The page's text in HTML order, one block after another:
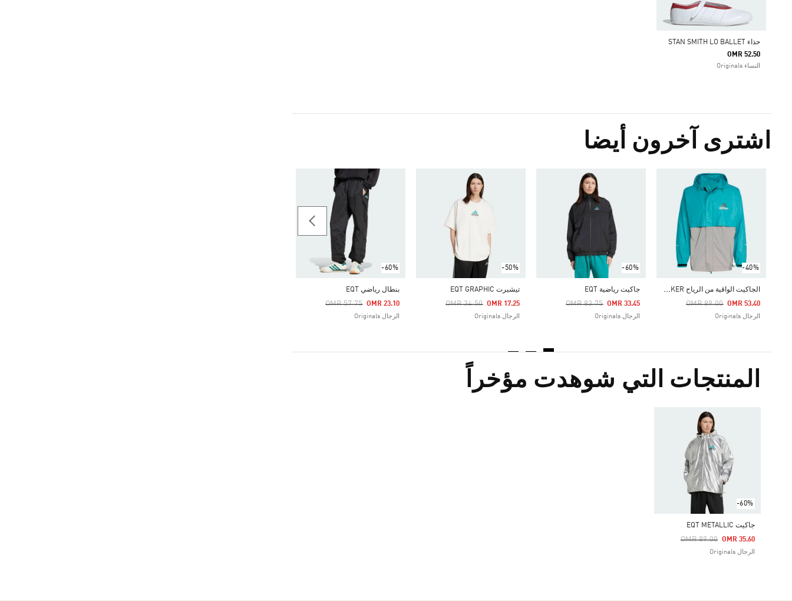
حذاء STAN SMITH LO BALLET
OMR 52.50
النساء Originals
اشترى آخرون أيضا
-40%
ا
لجاكيت الواقية من الرياح EQT WINDBREAKER
Price Reduced From
OMR 89.00
To OMR 53.40
الرجال Originals
-60%
جاكيت رياضية EQT
Price Reduced From
OMR 83.75
To OMR 33.45
الرجال Originals
-50%
تيشيرت EQT GRAPHIC
Price Reduced From
OMR 34.50
To OMR 17.25
الرجال Originals
-60%
بنطال رياضي EQT
Price Reduced From
OMR 57.75
To OMR 23.10
الرجال Originals
Price Reduced From
المنتجات التي شوهدت مؤخراً
-60%
جاكيت EQT METALLIC
Price Reduced From
OMR 89.00
To OMR 35.60
الرجال Originals